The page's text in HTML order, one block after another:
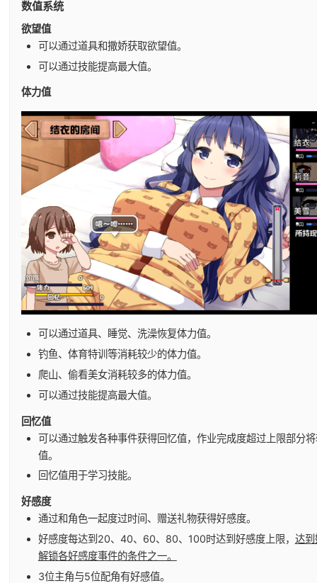
数值系统
欲望值
可以通过道具和撒娇获取欲望值。
可以通过技能提高最大值。
体力值
可以通过道具、睡觉、洗澡恢复体力值。
钓鱼、体育特训等消耗较少的体力值。
爬山、偷看美女消耗较多的体力值。
可以通过技能提高最大值。
回忆值
可以通过触发各种事件获得回忆值，作业完成度超过上限部分
值。
回忆值用于学习技能。
好感度
通过和角色一起度过时间、赠送礼物获得好感度。
好感度每达到20、40、60、80、100时达到好感度上限， 达
解锁各好感度事件的条件之一。
3位主角与5位配角有好感值。